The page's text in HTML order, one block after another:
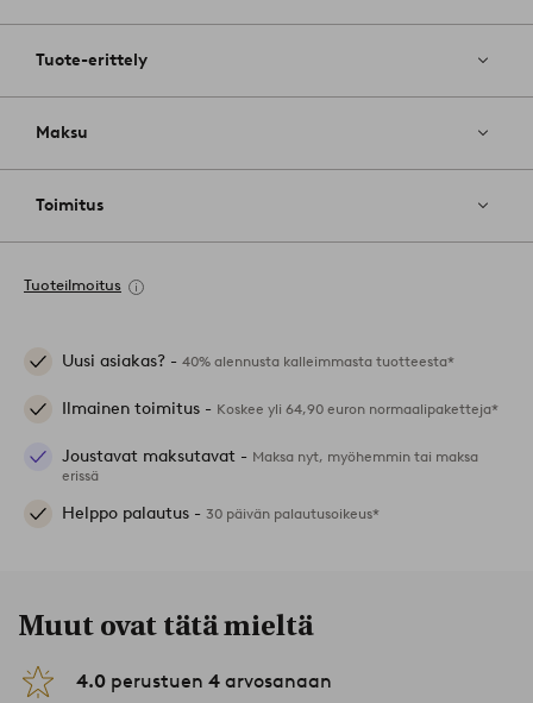
Tuote-erittely
Maksu
Toimitus
Tuoteilmoitus
Uusi asiakas? - 40% alennusta kalleimmasta tuotteesta*
Ilmainen toimitus - Koskee yli 64,90 euron normaalipaketteja*
Joustavat maksutavat - Maksa nyt, myöhemmin tai maksa
erissä
Helppo palautus - 30 päivän palautusoikeus*
Muut ovat tätä mieltä
4.0 perustuen 4 arvosanaan